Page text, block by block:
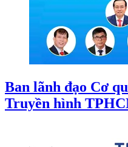
Ban lãnh đạo Cơ
Truyền hình